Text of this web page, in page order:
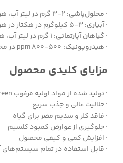
· محلول‌پاشی:
· آبیاری:
· گیاهان آپارتمانی:
· هیدروپونیک:
مزایای کلیدی محصول
·تولید شده از مواد اولیه مرغوب XGreen روسیه
·حلالیت عالی و جذب سریع
· فاقد کلر و سدیم مضر برای گیاه
·جلوگیری از عوارض کمبود کلسیم
· افزایش کمی و کیفی محصول
· قابل استفاده در تمام سیستم‌های